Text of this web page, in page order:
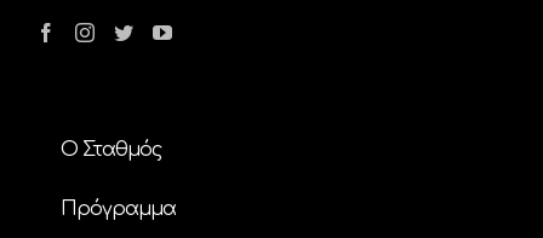
Ο Σταθμός
Πρόγραμμα